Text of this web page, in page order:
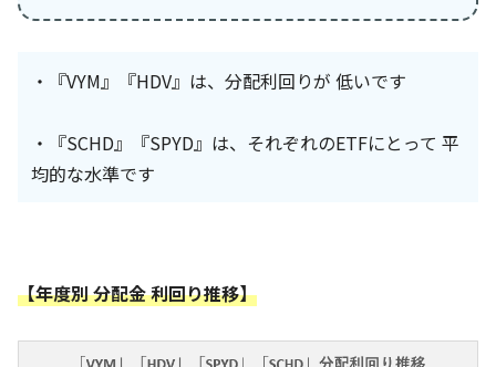
・『VYM』『HDV』は、分配利回りが 低いです
・『SCHD』『SPYD』は、それぞれのETFにとって 平
均的な水準です
【年度別 分配金 利回り推移】